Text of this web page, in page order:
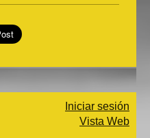
Iniciar sesión
Vista Web